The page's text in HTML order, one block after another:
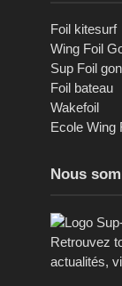
Foil kitesurf
Wing Foil
Sup Foil
Foil bateau
Wakefoil
Ecole Wing
Nous
Retrouvez
actualités,